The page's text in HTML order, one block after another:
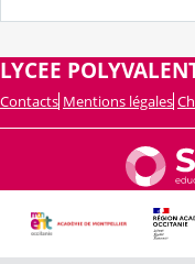
LYCEE
Contacts Mentions légales